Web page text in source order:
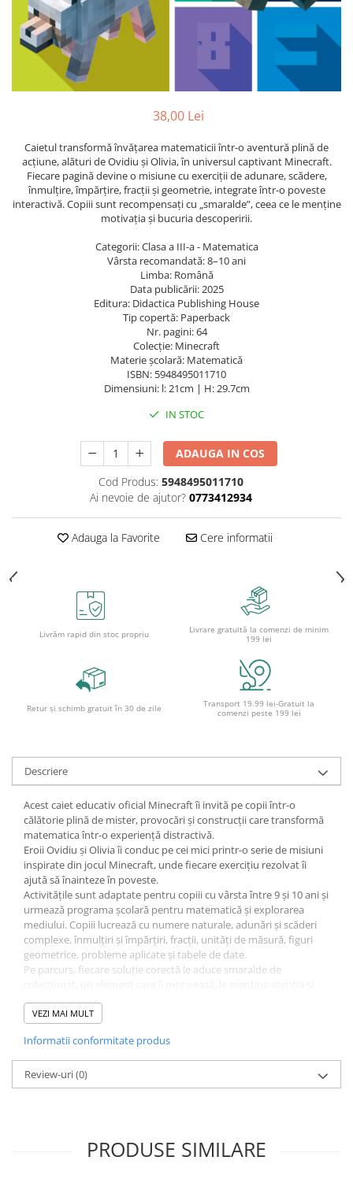
Cutii pentru depozitare
Caiete școlare și hârtie
Caiete dictando
Caiete matematică
Caiete muzică
Caiete geografie și biologie
Caiete foi veline
Rezerve pentru caiete
Vocabulare
Blocuri de desen școlare
Accesorii geometrie și matematică
Socotitori și bețisoare pentru
Rucsacuri școlare și casual
Ghiozdane pentru grădinită
Trollere pentru copii
Penare echipate
Penare tip etui
Acuarele și pensule școlare
Acuarele școlare și Tempera
Pensule școlare
Povești și ficțiune pentru copii
Enciclopedii și atlase pentru copii
Materiale educaționale
Benzi desenate
Hobby și activități pentru copii
Educație și carte școlară
Metoda Montessori
Culegeri și materiale auxiliare
Caiete de vacanță
Bibliografie școlară
Bibliografie didactică
Pregătire pentru admitere
Pregătire Evaluare Națională
Romane și literatură
Thriller și mister
38,00 Lei
Caietul transformă învățarea matematicii într-o aventură plină de
acțiune, alături de Ovidiu și Olivia, în universul captivant Minecraft.
Fiecare pagină devine o misiune cu exerciții de adunare, scădere,
înmulțire, împărțire, fracții și geometrie, integrate într-o poveste
interactivă. Copiii sunt recompensați cu „smaralde”, ceea ce le menține
motivația și bucuria descoperirii.
Categorii: Clasa a III-a - Matematica
Vârsta recomandată: 8–10 ani
Limba: Română
Data publicării: 2025
Editura: Didactica Publishing House
Tip copertă: Paperback
Nr. pagini: 64
Colecție: Minecraft
Materie școlară: Matematică
ISBN: 5948495011710
Dimensiuni: l: 21cm | H: 29.7cm
IN STOC
ADAUGA IN COS
Cod Produs: 5948495011710
Ai nevoie de ajutor? 0773412934
Adauga la Favorite Cere informatii
Livrăm rapid din stoc propriu
Livrare gratuită la comenzi de minim
199 lei
Retur și schimb gratuit în 30 de zile
Transport 19.99 lei-Gratuit la
comenzi peste 199 lei
Descriere
Acest caiet educativ oficial Minecraft îi invită pe copii într-o
călătorie plină de mister, provocări și construcții care transformă
matematica într-o experiență distractivă.
Eroii Ovidiu și Olivia îi conduc pe cei mici printr-o serie de misiuni
inspirate din jocul Minecraft, unde fiecare exercițiu rezolvat îi
ajută să înainteze în poveste.
Activitățile sunt adaptate pentru copiii cu vârsta între 9 și 10 ani și
urmează programa școlară pentru matematică și explorarea
mediului. Copiii lucrează cu numere naturale, adunări și scăderi
complexe, înmulțiri și împărțiri, fracții, unități de măsură, figuri
geometrice, probleme aplicate și tabele de date.
Pe parcurs, fiecare soluție corectă le aduce smaralde de
transformă procesul de învățare într-un joc plin de suspans.
Povestea este plină de acțiune, cu provocări și lupte împotriva
aventură, nu ca o obligație.
„Minecraft. Caiet de matematică 9–10 ani” îi ajută pe copii să-și
dezvolte gândirea logică, atenția, perseverența și încrederea în
propriile abilități. Este un instrument ideal pentru a transforma
VEZI MAI MULT
Informatii conformitate produs
Review-uri(0)
PRODUSE SIMILARE